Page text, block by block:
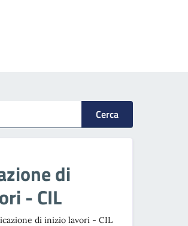
Cerca
di
- CIL
di inizio lavori - CIL